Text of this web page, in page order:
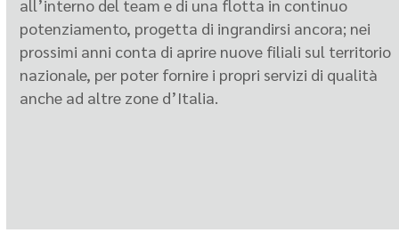
all’interno del team e di una flotta in continuo
potenziamento, progetta di ingrandirsi ancora; nei
prossimi anni conta di aprire nuove filiali sul territorio
nazionale, per poter fornire i propri servizi di qualità
anche ad altre zone d’Italia.